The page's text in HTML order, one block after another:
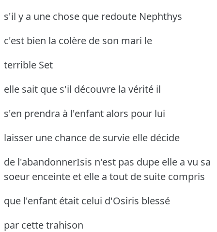
s'il y a une chose que redoute Nephthys
c'est bien la colère de son mari le
terrible Set
elle sait que s'il découvre la vérité il
s'en prendra à l'enfant alors pour lui
laisser une chance de survie elle décide
de l'abandonnerIsis n'est pas dupe elle a vu sa
soeur enceinte et elle a tout de suite compris
que l'enfant était celui d'Osiris blessé
par cette trahison